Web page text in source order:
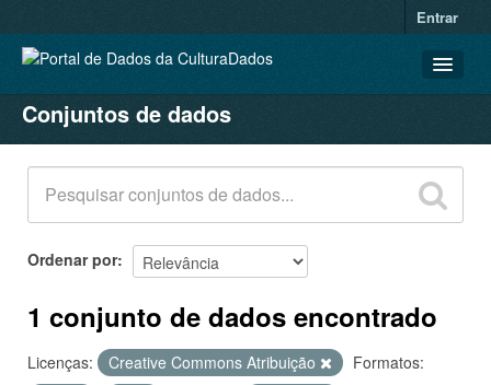
Entrar
CONJUNTOS DE DADOS
ORGANIZAÇÕES
GRUPOS
SOBRE
Conjuntos de dados
Ordenar por
1 conjunto de dados encontrado
Licenças: Creative Commons Atribuição
Formatos: